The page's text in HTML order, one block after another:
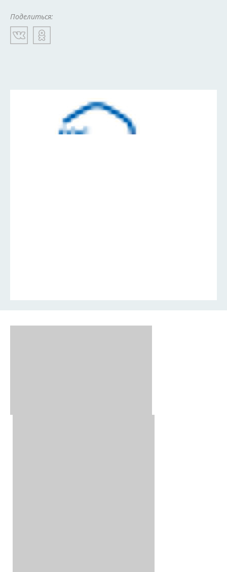
Поделиться: